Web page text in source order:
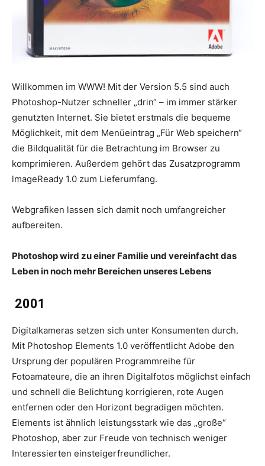
Willkommen im WWW! Mit der Version 5.5 sind auch
Photoshop-Nutzer schneller „drin“ – im immer stärker
genutzten Internet. Sie bietet erstmals die bequeme
Möglichkeit, mit dem Menüeintrag „Für Web speichern“
die Bildqualität für die Betrachtung im Browser zu
komprimieren. Außerdem gehört das Zusatzprogramm
lmageReady 1.0 zum Lieferumfang.
Webgrafiken lassen sich damit noch umfangreicher
aufbereiten.
Photoshop wird zu einer Familie und vereinfacht das
Leben in noch mehr Bereichen unseres Lebens
2001
Digitalkameras setzen sich unter Konsumenten durch.
Mit Photoshop Elements 1.0 veröffentlicht Adobe den
Ursprung der populären Programmreihe für
Fotoamateure, die an ihren Digitalfotos möglichst einfach
und schnell die Belichtung korrigieren, rote Augen
entfernen oder den Horizont begradigen möchten.
Elements ist ähnlich leistungsstark wie das „große“
Photoshop, aber zur Freude von technisch weniger
Interessierten einsteigerfreundlicher.